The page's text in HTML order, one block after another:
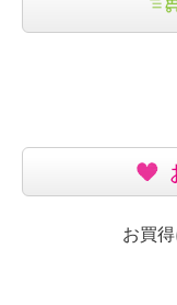
お買